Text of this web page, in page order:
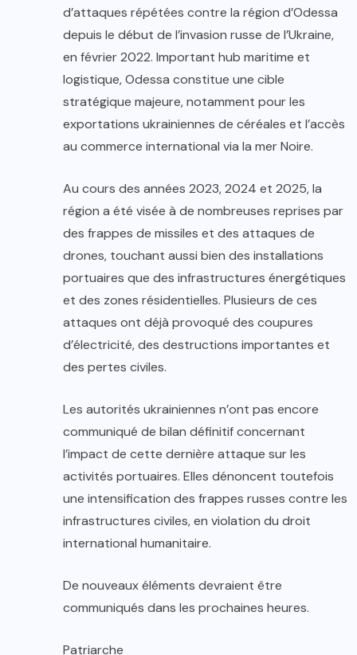
d’attaques répétées contre la région d’Odessa
depuis le début de l’invasion russe de l’Ukraine,
en février 2022. Important hub maritime et
logistique, Odessa constitue une cible
stratégique majeure, notamment pour les
exportations ukrainiennes de céréales et l’accès
au commerce international via la mer Noire.
Au cours des années 2023, 2024 et 2025, la
région a été visée à de nombreuses reprises par
des frappes de missiles et des attaques de
drones, touchant aussi bien des installations
portuaires que des infrastructures énergétiques
et des zones résidentielles. Plusieurs de ces
attaques ont déjà provoqué des coupures
d’électricité, des destructions importantes et
des pertes civiles.
Les autorités ukrainiennes n’ont pas encore
communiqué de bilan définitif concernant
l’impact de cette dernière attaque sur les
activités portuaires. Elles dénoncent toutefois
une intensification des frappes russes contre les
infrastructures civiles, en violation du droit
international humanitaire.
De nouveaux éléments devraient être
communiqués dans les prochaines heures.
Patriarche